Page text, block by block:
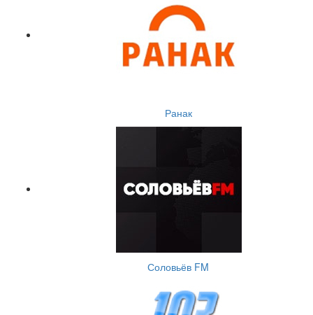
Ранак
Соловьёв FM